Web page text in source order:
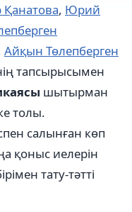
Қанатова, Юрий
Айқын Төлепберген
тапсырысымен
шытырман
толы.
салынған көп
қоныс иелерін
тату-тәтті